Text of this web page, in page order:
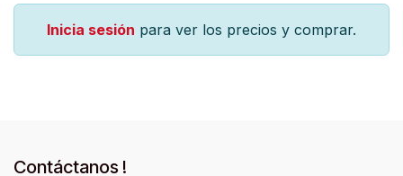
Inicia sesión para ver los precios y comprar.
Contáctanos !